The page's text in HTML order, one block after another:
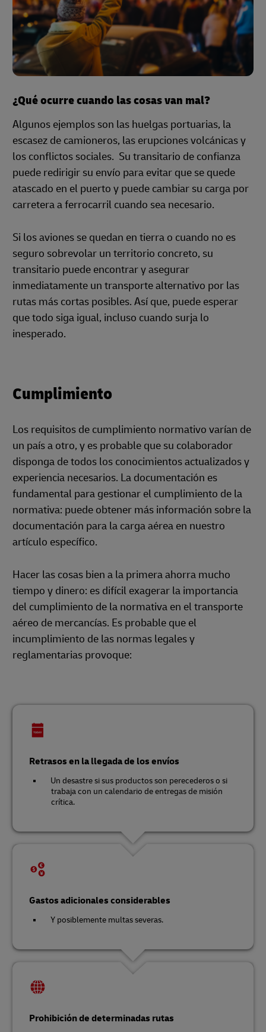
¿Qué ocurre cuando las cosas van mal?
Algunos ejemplos son las huelgas portuarias, la
escasez de camioneros, las erupciones volcánicas y
los conflictos sociales. Su transitario de confianza
puede redirigir su envío para evitar que se quede
atascado en el puerto y puede cambiar su carga por
carretera a ferrocarril cuando sea necesario.
Si los aviones se quedan en tierra o cuando no es
seguro sobrevolar un territorio concreto, su
transitario puede encontrar y asegurar
inmediatamente un transporte alternativo por las
rutas más cortas posibles. Así que, puede esperar
que todo siga igual, incluso cuando surja lo
inesperado.
Cumplimiento
Los requisitos de cumplimiento normativo varían de
un país a otro, y es probable que su colaborador
disponga de todos los conocimientos actualizados y
experiencia necesarios. La documentación es
fundamental para gestionar el cumplimiento de la
normativa: puede obtener más información sobre la
documentación para la carga aérea en nuestro
artículo específico.
Hacer las cosas bien a la primera ahorra mucho
tiempo y dinero: es difícil exagerar la importancia
del cumplimiento de la normativa en el transporte
aéreo de mercancías. Es probable que el
incumplimiento de las normas legales y
reglamentarias provoque:
Retrasos en la llegada de los envíos
Un desastre si sus productos son perecederos o si
trabaja con un calendario de entregas de misión
crítica.
Gastos adicionales considerables
Y posiblemente multas severas.
Prohibición de determinadas rutas